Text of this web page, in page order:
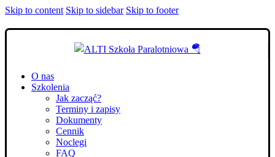
Skip to content Skip to sidebar Skip to footer
O nas
Szkolenia
Jak zacząć?
Terminy i zapisy
Dokumenty
Cennik
Noclegi
FAQ